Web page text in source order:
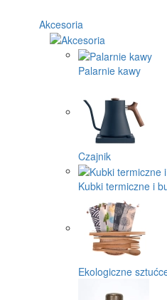
Akcesoria
Palarnie kawy
Czajnik
Kubki termiczne i
Ekologiczne